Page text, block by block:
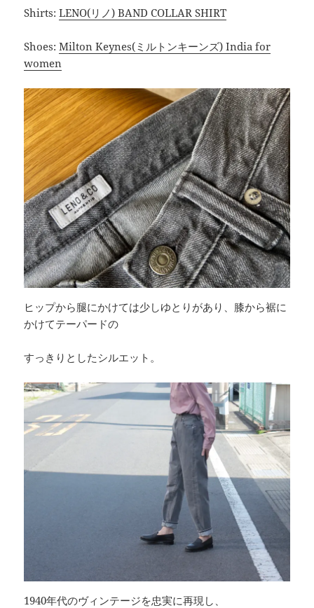
Shirts:LENO(リノ) BAND COLLAR SHIRT
Shoes:Milton Keynes(ミルトンキーンズ) India for
women
ヒップから腿にかけては少しゆとりがあり、膝から裾に
かけてテーパードの
すっきりとしたシルエット。
1940年代のヴィンテージを忠実に再現し、